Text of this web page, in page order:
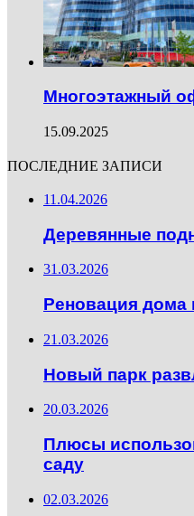
Многоэтажный
15.09.2025
ПОСЛЕДНИЕ ЗАПИСИ
11.04.2026
Деревянные
31.03.2026
Реновация дома
21.03.2026
Новый парк
20.03.2026
Плюсы
саду
02.03.2026